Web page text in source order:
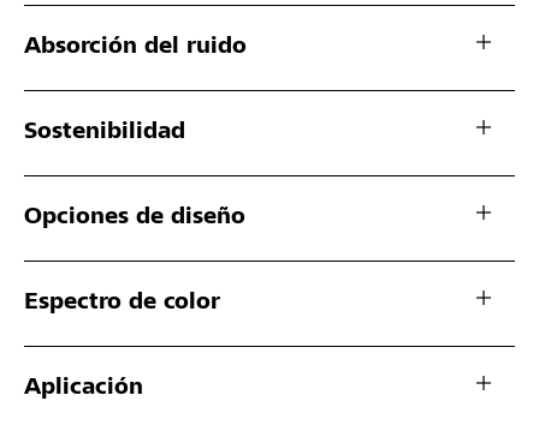
Absorción del ruido
Sostenibilidad
Opciones de diseño
Espectro de color
Aplicación